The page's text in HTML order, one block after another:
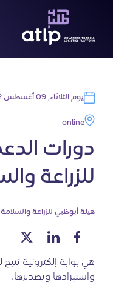
يوم الثلاثاء, 09 أغسطس 2022
online
دورات
للزراعة
هيئة أبوظبي للزراعة والسلامة
هي بوابة إلكترونية
واستيرادها وتصديرها.